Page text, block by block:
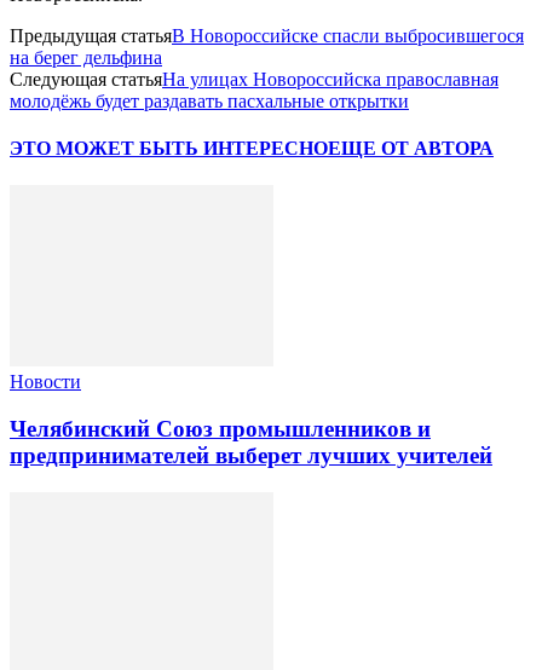
Предыдущая статьяВ Новороссийске спасли выбросившегося
на берег дельфина
Следующая статьяНа улицах Новороссийска православная
молодёжь будет раздавать пасхальные открытки
ЭТО МОЖЕТ БЫТЬ ИНТЕРЕСНОЕЩЕ ОТ АВТОРА
Новости
Челябинский Союз промышленников и
предпринимателей выберет лучших учителей